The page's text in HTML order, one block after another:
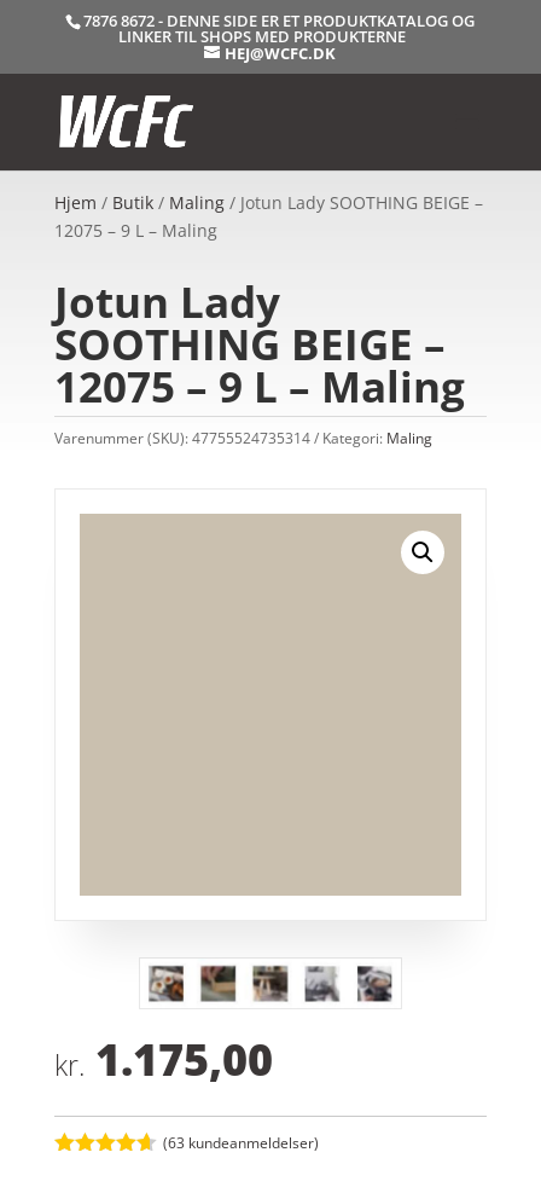
7876 8672 - DENNE SIDE ER ET PRODUKTKATALOG OG
LINKER TIL SHOPS MED PRODUKTERNE
HEJ@WCFC.DK
Hjem / Butik/ Maling/ Jotun Lady SOOTHING BEIGE –
12075 – 9 L – Maling
Jotun Lady
SOOTHING BEIGE –
12075 – 9 L – Maling
Varenummer (SKU):47755524735314 Kategori: Maling
kr. 1.175,00
(63 kundeanmeldelser)